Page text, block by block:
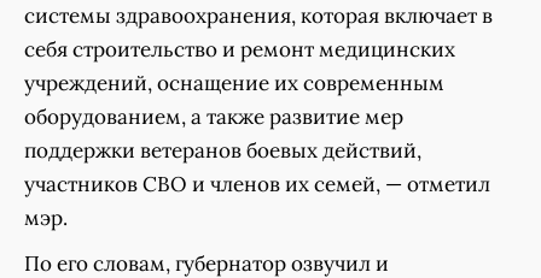
системы здравоохранения, которая включает в
себя строительство и ремонт медицинских
учреждений, оснащение их современным
оборудованием, а также развитие мер
поддержки ветеранов боевых действий,
участников СВО и членов их семей, — отметил
мэр.
По его словам, губернатор озвучил и